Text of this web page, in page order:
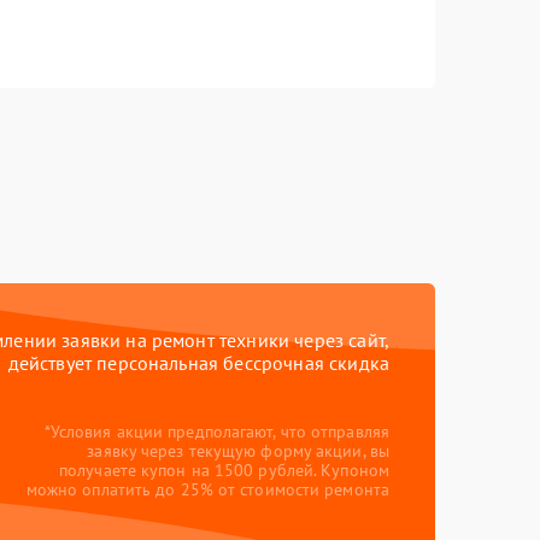
заявки на ремонт техники через сайт,
действует персональная бессрочная скидка
*Условия акции предполагают, что отправляя
заявку через текущую форму акции, вы
получаете купон на 1500 рублей. Купоном
можно оплатить до 25% от стоимости ремонта